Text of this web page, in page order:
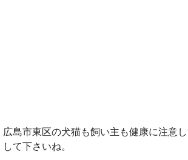
広島市東区の犬猫も飼い主も健康に注意
して下さいね。